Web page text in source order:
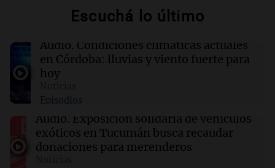
Día del Veterinario: un homenaje a quienes
cuidan la salud animal en Argentina
Abogada de la familia Albornoz cuestionó
liberación de Micaela: "No la evaluó un
psiquiatra"
Escuchá lo último
Audio. Condiciones climáticas actuales
en Córdoba: lluvias y viento fuerte para
hoy
Episodios
Audio. Exposición solidaria de vehículos
exóticos en Tucumán busca recaudar
donaciones para merenderos